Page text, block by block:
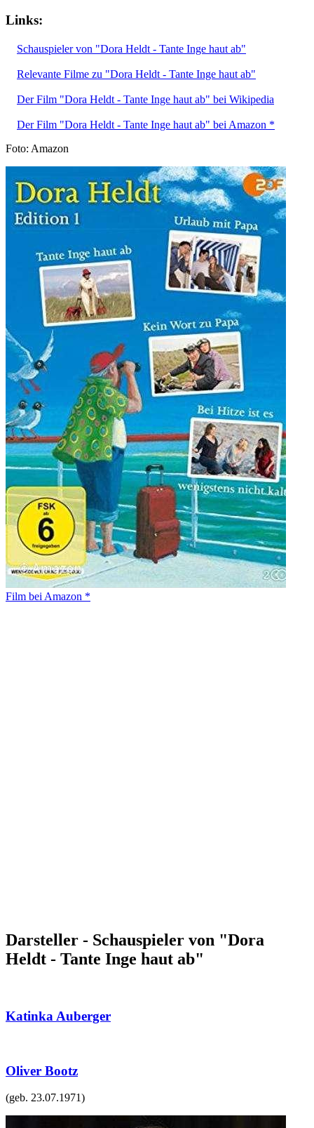
Links:
Schauspieler von "Dora Heldt - Tante Inge haut ab"
Relevante Filme zu "Dora Heldt - Tante Inge haut ab"
Der Film "Dora Heldt - Tante Inge haut ab" bei Wikipedia
Der Film "Dora Heldt - Tante Inge haut ab" bei Amazon *
Foto: Amazon
Film bei Amazon *
Darsteller - Schauspieler von "Dora
Heldt - Tante Inge haut ab"
Katinka Auberger
Oliver Bootz
(geb. 23.07.1971)